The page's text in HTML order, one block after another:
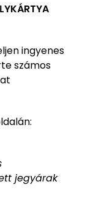
ingyenes
számos
jegyárak